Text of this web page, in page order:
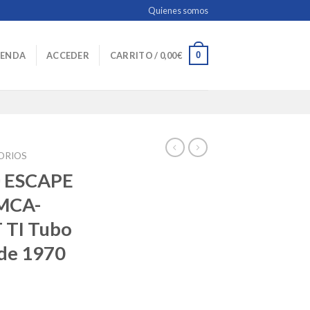
Quienes somos
ACCEDER CARRITO / 0,00€ 0
TI Tubo
1970